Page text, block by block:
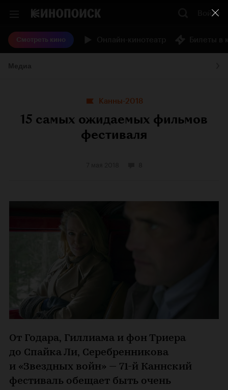
Войти
Смотреть кино
Канны-2018
15 самых ожидаемых фильмов
фестиваля
От Годара, Гиллиама и фон Триера
до Спайка Ли, Серебренникова
и «Звездных войн» — 71-й Каннский
фестиваль обещает быть очень